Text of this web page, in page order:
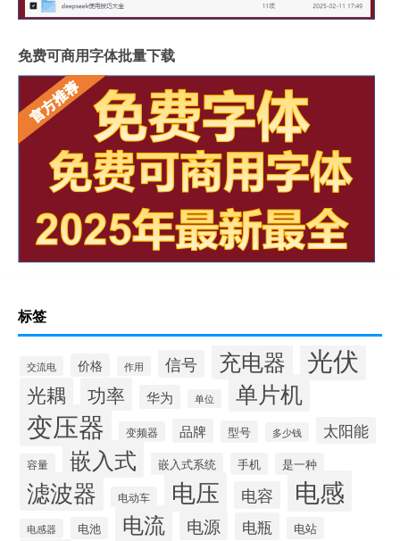
免费可商用字体批量下载
标签
交流电 价格 作用 信号 充电器 光伏
光耦 功率 华为 单位 单片机
变压器 变频器 品牌 型号 多少钱 太阳能
容量 嵌入式 嵌入式系统 手机 是一种
滤波器 电动车 电压 电容 电感
电感器 电池 电流 电源 电瓶 电站